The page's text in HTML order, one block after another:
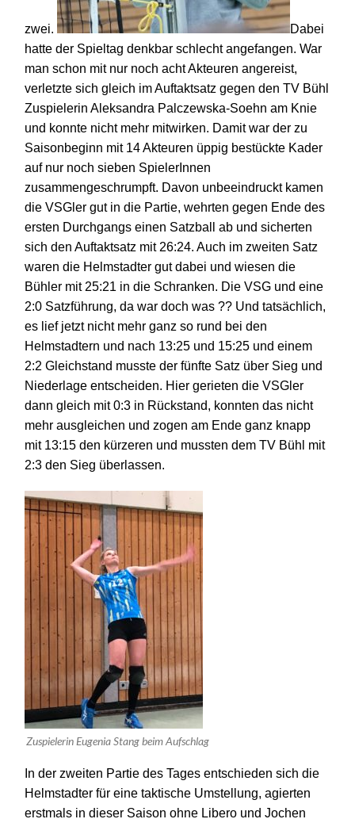
zwei.
Dabei
hatte der Spieltag denkbar schlecht angefangen. War
man schon mit nur noch acht Akteuren angereist,
verletzte sich gleich im Auftaktsatz gegen den TV Bühl
Zuspielerin Aleksandra Palczewska-Soehn am Knie
und konnte nicht mehr mitwirken. Damit war der zu
Saisonbeginn mit 14 Akteuren üppig bestückte Kader
auf nur noch sieben SpielerInnen
zusammengeschrumpft. Davon unbeeindruckt kamen
die VSGler gut in die Partie, wehrten gegen Ende des
ersten Durchgangs einen Satzball ab und sicherten
sich den Auftaktsatz mit 26:24.Auch im zweiten Satz
waren die Helmstadter gut dabei und wiesen die
Bühler mit 25:21 in die Schranken. Die VSG und eine
2:0 Satzführung, da war doch was ?? Und tatsächlich,
es lief jetzt nicht mehr ganz so rund bei den
Helmstadtern und nach 13:25 und 15:25 und einem
2:2 Gleichstand musste der fünfte Satz über Sieg und
Niederlage entscheiden. Hier gerieten die VSGler
dann gleich mit 0:3 in Rückstand, konnten das nicht
mehr ausgleichen und zogen am Ende ganz knapp
mit 13:15 den kürzeren und mussten dem TV Bühl mit
2:3 den Sieg überlassen.
Zuspielerin Eugenia Stang beim Aufschlag
In der zweiten Partie des Tages entschieden sich die
Helmstadter für eine taktische Umstellung, agierten
erstmals in dieser Saison ohne Libero und Jochen